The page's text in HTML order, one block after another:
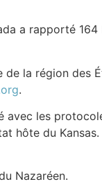
a rapporté
la région des
.
les
hôte du
Nazaréen.